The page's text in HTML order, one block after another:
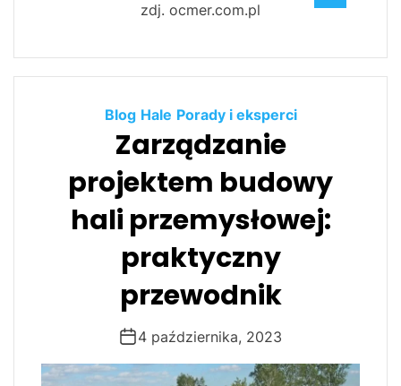
zdj. ocmer.com.pl
Blog Hale Porady i eksperci
Zarządzanie
projektem budowy
hali przemysłowej:
praktyczny
przewodnik
4 października, 2023